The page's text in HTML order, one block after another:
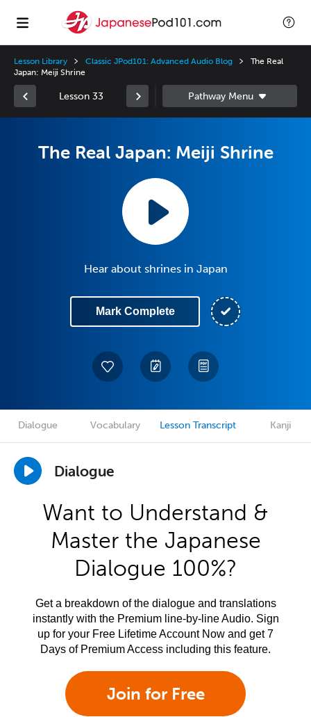
Lesson Library Classic JPod101: Advanced Audio Blog
The Real
Japan: Meiji Shrine
Lesson 33
The Real Japan: Meiji Shrine
Hear about shrines in Japan
Mark Complete
Dialogue Vocabulary Lesson Transcript Kanji
Dialogue
Want to Understand &
Master the Japanese
Dialogue 100%?
Get a breakdown of the dialogue and translations
instantly with the Premium line-by-line Audio. Sign
up for your Free Lifetime Account Now and get 7
Days of Premium Access including this feature.
Join for Free